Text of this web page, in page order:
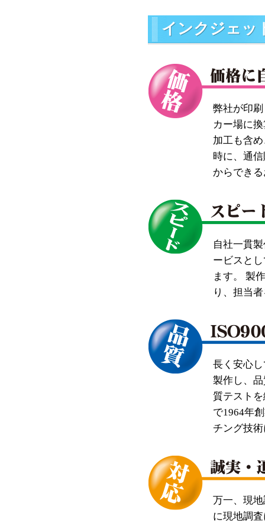
インクジェッ
弊社が印
カー場に
加工も含
時に、通
からでき
自社一貫
ービスと
ます。 製
り、担当
長く安心
製作し、
質テスト
で1964年
チング技
万一、現
に現地調